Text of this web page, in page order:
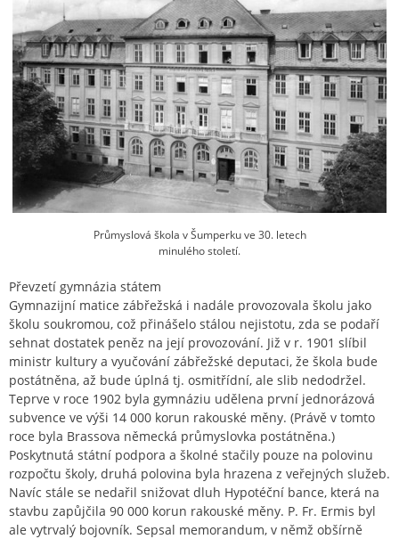
Průmyslová škola v Šumperku ve 30. letech
minulého století.
Převzetí gymnázia státem
Gymnazijní matice zábřežská i nadále provozovala školu jako
školu soukromou, což přinášelo stálou nejistotu, zda se podaří
sehnat dostatek peněz na její provozování. Již v r. 1901 slíbil
ministr kultury a vyučování zábřežské deputaci, že škola bude
postátněna, až bude úplná tj. osmitřídní, ale slib nedodržel.
Teprve v roce 1902 byla gymnáziu udělena první jednorázová
subvence ve výši 14 000 korun rakouské měny. (Právě v tomto
roce byla Brassova německá průmyslovka postátněna.)
Poskytnutá státní podpora a školné stačily pouze na polovinu
rozpočtu školy, druhá polovina byla hrazena z veřejných služeb.
Navíc stále se nedařil snižovat dluh Hypotéční bance, která na
stavbu zapůjčila 90 000 korun rakouské měny. P. Fr. Ermis byl
ale vytrvalý bojovník. Sepsal memorandum, v němž obšírně